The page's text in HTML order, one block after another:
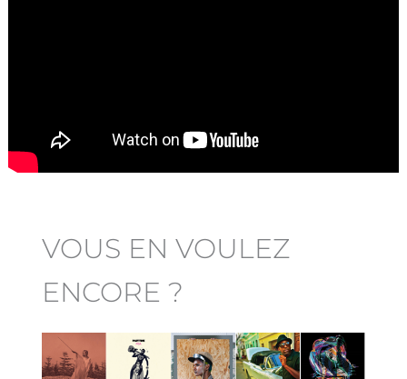
VOUS EN VOULEZ
ENCORE ?